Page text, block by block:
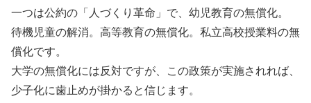
一つは公約の「人づくり革命」で、幼児教育の無償化。
待機児童の解消。高等教育の無償化。私立高校授業料の無
償化です。
大学の無償化には反対ですが、この政策が実施されれば、
少子化に歯止めが掛かると信じます。